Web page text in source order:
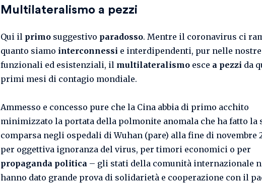
Multilateralismo a pezzi
Qui il primo suggestivo paradosso. Mentre il coronavirus ci
quanto siamo interconnessi e interdipendenti, pur nelle
funzionali ed esistenziali, il multilateralismo esce a pezzi da
primi mesi di contagio mondiale.
Ammesso e concesso pure che la Cina abbia di primo acchito
minimizzato la portata della polmonite anomala che ha fatto la
comparsa negli ospedali di Wuhan (pare) alla fine di novembre
per oggettiva ignoranza del virus, per timori economici o per
propaganda politica – gli stati della comunità internazionale
hanno dato grande prova di solidarietà e cooperazione con il